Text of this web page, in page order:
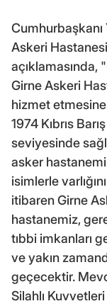
Cumhurbaşkanı
Askeri
açıklamasında,
Girne Askeri
hizmet
1974 Kıbrıs
seviyesinde
asker
isimlerle
itibaren Girne
hastanemiz,
tıbbi imkanları
ve yakın
geçecektir.
Silahlı